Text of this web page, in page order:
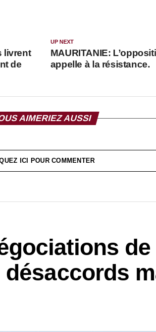
UP NEXT
MAURITANIE:
appelle à la résistance.
livrent
de
AIMERIEZ AUSSI
ICI POUR COMMENTER